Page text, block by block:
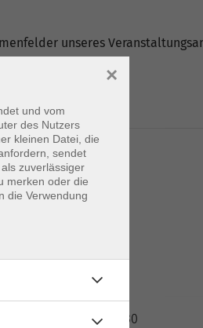
unseres
Do. 01.10.2026 10:30
und vom
des Nutzers
kleinen Datei, die
sendet
zuverlässiger
merken oder die
die Verwendung
×